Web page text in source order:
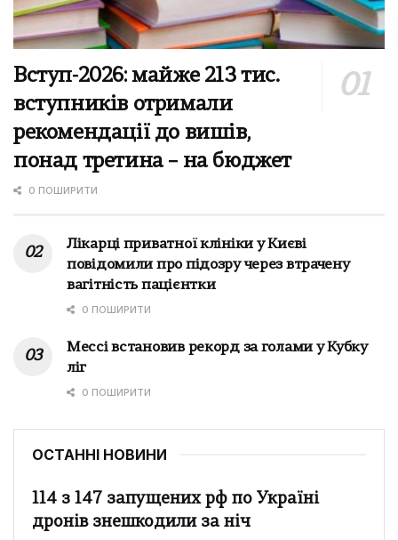
Вступ-2026: майже 213 тис.
вступників отримали
рекомендації до вишів,
понад третина – на бюджет
0 ПОШИРИТИ
Лікарці приватної клініки у Києві
повідомили про підозру через втрачену
вагітність пацієнтки
0 ПОШИРИТИ
Мессі встановив рекорд за голами у Кубку
ліг
0 ПОШИРИТИ
ОСТАННІ НОВИНИ
114 з 147 запущених рф по Україні
дронів знешкодили за ніч